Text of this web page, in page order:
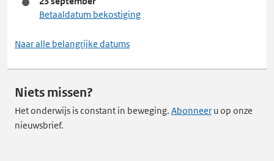
Betaaldatum bekostiging
Naar alle belangrijke datums
Niets missen?
Het onderwijs is constant in beweging. Abonneer u op onze
nieuwsbrief.